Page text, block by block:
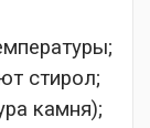
стирол;
камня);